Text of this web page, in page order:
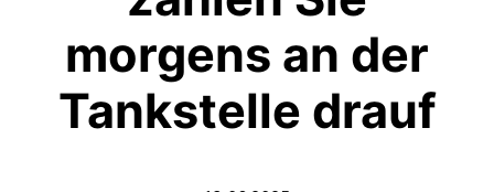
morgens an der
Tankstelle drauf